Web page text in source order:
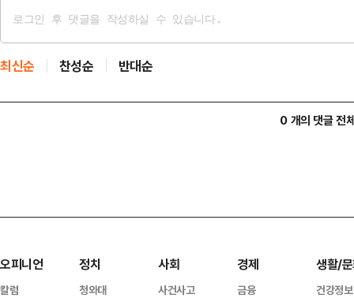
최신순 찬성순 반대순
0 개의 댓글 전
오피니언
칼럼
정치
청와대
사회
사건사고
경제
금융
생활/
건강정보